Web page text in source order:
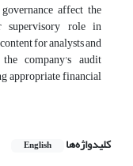
affect the
supervisory role in
for analysts and
company's audit
appropriate financial
کلیدواژه‌ها English